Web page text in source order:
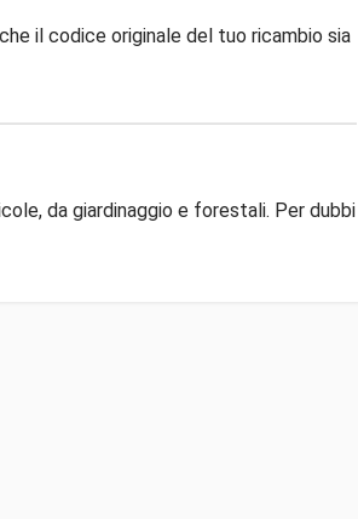
il codice originale del tuo ricambio sia
da giardinaggio e forestali. Per dubbi